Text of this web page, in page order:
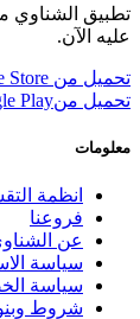
عليه الآن.
تحميل من Store
تحميل منPlay
معلومات
انظمة
فروعنا
عن
سياسة
سياسة
شروط